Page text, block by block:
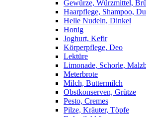
Gewürze, Würzmittel,
Haarpflege, Shampoo,
Helle Nudeln, Dinkel
Honig
Joghurt, Kefir
Körperpflege, Deo
Lektüre
Limonade, Schorle,
Meterbrote
Milch, Buttermilch
Obstkonserven, Grütze
Pesto, Cremes
Pilze, Kräuter, Töpfe